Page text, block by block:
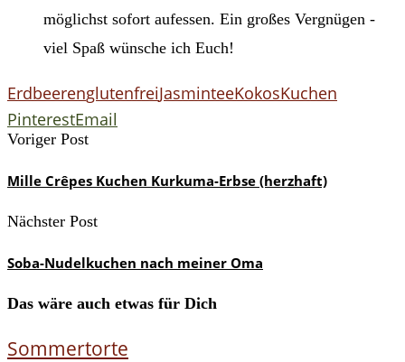
möglichst sofort aufessen. Ein großes Vergnügen -
viel Spaß wünsche ich Euch!
ErdbeerenglutenfreiJasminteeKokosKuchen
PinterestEmail
Voriger Post
Mille Crêpes Kuchen Kurkuma-Erbse (herzhaft)
Nächster Post
Soba-Nudelkuchen nach meiner Oma
Das wäre auch etwas für Dich
Sommertorte